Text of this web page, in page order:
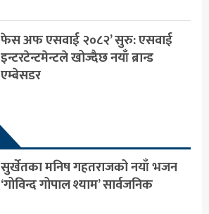
फेस अफ एसवाई २०८२’ सुरु: एसवाई
इन्टरटेन्टमेन्टले खोज्दैछ नयाँ ब्रान्ड
एम्बेसडर
सुर्खेतका मनिष गहतराजको नयाँ भजन
‘गोविन्द गोपाल श्याम’ सार्वजनिक